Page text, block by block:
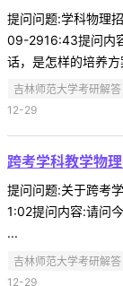
提问问题:学科物理
09-2916:43提问内
话，是怎样的培养
吉林师范大学考研解
12-29
跨考学科教学物
提问问题:关于跨考
1:02提问内容:请问
...
吉林师范大学考研解
12-29